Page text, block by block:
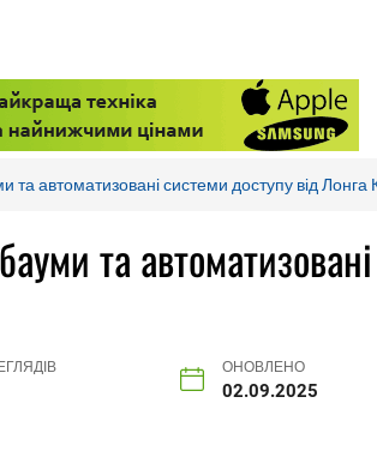
та автоматизовані системи доступу від
та
ОНОВЛЕНО
02.09.2025